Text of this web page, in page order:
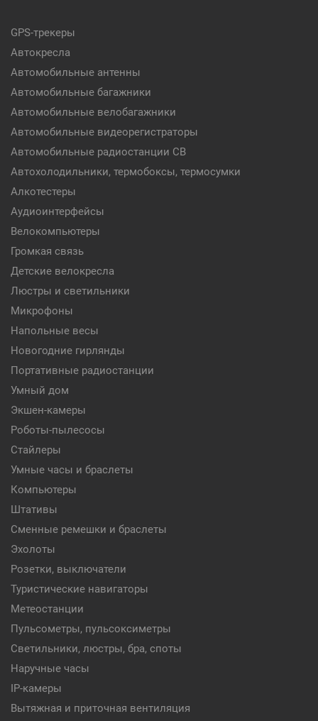
GPS-трекеры
Автокресла
Автомобильные антенны
Автомобильные багажники
Автомобильные велобагажники
Автомобильные видеорегистраторы
Автомобильные радиостанции CB
Автохолодильники, термобоксы, термосумки
Алкотестеры
Аудиоинтерфейсы
Велокомпьютеры
Громкая связь
Детские велокресла
Люстры и светильники
Микрофоны
Напольные весы
Новогодние гирлянды
Портативные радиостанции
Умный дом
Экшен-камеры
Роботы-пылесосы
Стайлеры
Умные часы и браслеты
Компьютеры
Штативы
Сменные ремешки и браслеты
Эхолоты
Розетки, выключатели
Туристические навигаторы
Метеостанции
Пульсометры, пульсоксиметры
Светильники, люстры, бра, споты
Наручные часы
IP-камеры
Вытяжная и приточная вентиляция